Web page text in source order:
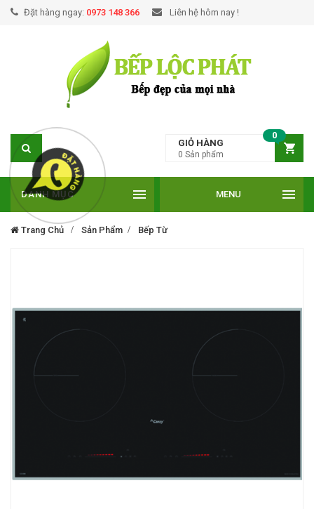
Đặt hàng ngay: 0973 148 366 Liên hệ hôm nay !
GIỎ HÀNG
0
0 Sản phẩm
DANH MỤC MENU
Trang Chủ Sản Phẩm Bếp Từ